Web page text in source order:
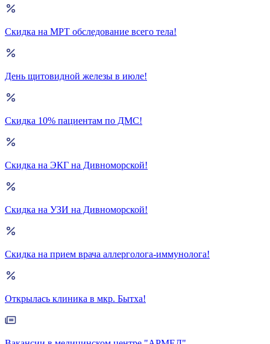
Скидка на МРТ обследование всего тела!
День щитовидной железы в июле!
Скидка 10% пациентам по ДМС!
Скидка на ЭКГ на Дивноморской!
Скидка на УЗИ на Дивноморской!
Скидка на прием врача аллерголога-иммунолога!
Открылась клиника в мкр. Бытха!